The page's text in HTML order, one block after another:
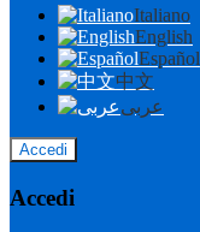
Italiano
English
Español
中文
عربى
Accedi
Accedi